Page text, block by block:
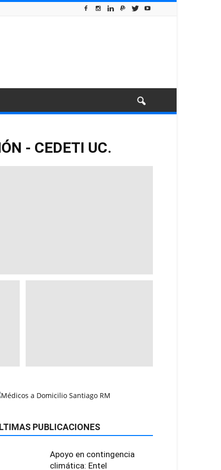
- CEDETI UC.
PUBLICACIONES
Apoyo en contingencia
climática: Entel